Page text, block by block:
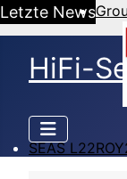
Letzte News
SEAS
HiFi-